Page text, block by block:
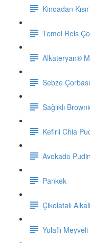
Kinoadan Kısır
Temel Reis
Alkateryan®
Sebze Çorbası
Sağlıklı
Kefirli Chia
Avokado
Pankek
Çikolatalı
Yulaflı